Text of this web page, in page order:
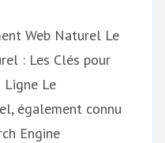
Web Naturel Le
: Les Clés pour
Ligne Le
également connu
Engine